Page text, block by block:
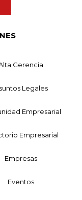
Gerencia
Legales
Empresarial
Empresarial
Empresas
Eventos